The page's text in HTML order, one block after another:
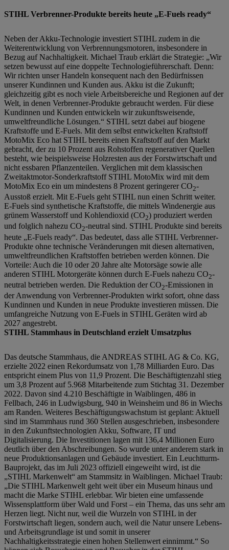
STIHL Verbrenner-Produkte bereits heute „E-Fuels ready“
Neben der Akku-Technologie investiert STIHL zudem in die
Weiterentwicklung von Verbrennungsmotoren, insbesondere in
Bezug auf Nachhaltigkeit. Michael Traub erklärt die Strategie: „Wir
setzen bewusst auf eine doppelte Technologieführerschaft. Denn:
Wir richten unser Handeln konsequent nach den Bedürfnissen
unserer Kundinnen und Kunden aus. Akku ist die Zukunft;
gleichzeitig gibt es noch viele Arbeitsbereiche und Regionen auf der
Welt, in denen Verbrenner-Produkte gebraucht werden. Für diese
Kundinnen und Kunden entwickeln wir zukunftsweisende,
umweltfreundliche Lösungen.“ STIHL setzt dabei auf biogene
Kraftstoffe und E-Fuels. Mit dem selbst entwickelten Kraftstoff
MotoMix Eco hat STIHL bereits einen Kraftstoff auf den Markt
gebracht, der zu 10 Prozent aus Rohstoffen regenerativer Quellen
besteht, wie beispielsweise Holzresten aus der Forstwirtschaft und
nicht essbaren Pflanzenteilen. Verglichen mit dem klassischen
Zweitaktmotor-Sonderkraftstoff STIHL MotoMix wird mit dem
MotoMix Eco ein um mindestens 8 Prozent geringerer CO2-
Ausstoß erzielt. Mit E-Fuels geht STIHL nun einen Schritt weiter.
E-Fuels sind synthetische Kraftstoffe, die mittels Windenergie aus
grünem Wasserstoff und Kohlendioxid (CO2) produziert werden
und folglich nahezu CO2-neutral sind. STIHL Produkte sind bereits
heute „E-Fuels ready“. Das bedeutet, dass alle STIHL Verbrenner-
Produkte ohne technische Veränderungen mit diesen alternativen,
umweltfreundlichen Kraftstoffen betrieben werden können. Die
Vorteile: Auch die 10 oder 20 Jahre alte Motorsäge sowie alle
anderen STIHL Motorgeräte können durch E-Fuels nahezu CO2-
neutral betrieben werden. Die Reduktion der CO2-Emissionen in
der Anwendung von Verbrenner-Produkten wirkt sofort, ohne dass
Kundinnen und Kunden in neue Produkte investieren müssen. Die
umfangreiche Nutzung von E-Fuels in STIHL Geräten wird ab
2027 angestrebt.
STIHL Stammhaus in Deutschland erzielt Umsatzplus
Das deutsche Stammhaus, die ANDREAS STIHL AG & Co. KG,
erzielte 2022 einen Rekordumsatz von 1,78 Milliarden Euro. Das
entspricht einem Plus von 11,9 Prozent. Die Beschäftigtenzahl stieg
um 3,8 Prozent auf 5.968 Mitarbeitende zum Stichtag 31. Dezember
2022. Davon sind 4.210 Beschäftigte in Waiblingen, 486 in
Fellbach, 246 in Ludwigsburg, 940 in Weinsheim und 86 in Wiechs
am Randen. Weiteres Beschäftigungswachstum ist geplant: Aktuell
sind im Stammhaus rund 360 Stellen ausgeschrieben, insbesondere
in den Zukunftstechnologien Akku, Software, IT und
Digitalisierung. Die Investitionen lagen mit 136,4 Millionen Euro
deutlich über den Abschreibungen. So wurde unter anderem stark in
neue Produktionsanlagen und Gebäude investiert. Ein Leuchtturm-
Bauprojekt, das im Juli 2023 offiziell eingeweiht wird, ist die
„STIHL Markenwelt“ am Stammsitz in Waiblingen. Michael Traub:
„Die STIHL Markenwelt geht weit über ein Museum hinaus und
macht die Marke STIHL erlebbar. Wir bieten eine umfassende
Wissensplattform über Wald und Forst – ein Thema, das uns sehr am
Herzen liegt. Nicht nur, weil die Wurzeln von STIHL in der
Forstwirtschaft liegen, sondern auch, weil die Natur unsere Lebens-
und Arbeitsgrundlage ist und somit in unserer
Nachhaltigkeitsstrategie einen hohen Stellenwert einnimmt.“ So